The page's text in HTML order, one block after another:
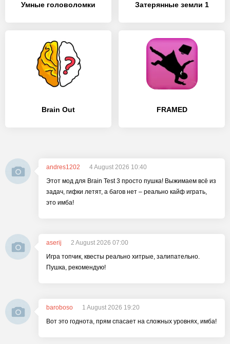
Умные головоломки Затерянные земли 1
Brain Out FRAMED
andres1202
4 August 2026 10:40
Этот мод для Brain Test 3 просто пушка! Выжимаем всё из
задач, гифки летят, а багов нет – реально кайф играть,
это имба!
aserij
2 August 2026 07:00
Игра топчик, квесты реально хитрые, залипательно.
Пушка, рекомендую!
baroboso
1 August 2026 19:20
Вот это годнота, прям спасает на сложных уровнях, имба!